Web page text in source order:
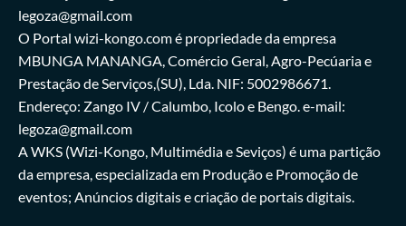
legoza@gmail.com
O Portal wizi-kongo.com é propriedade da empresa
MBUNGA MANANGA, Comércio Geral, Agro-Pecúaria e
Prestação de Serviços,(SU), Lda. NIF: 5002986671.
Endereço: Zango IV / Calumbo, Icolo e Bengo. e-mail:
legoza@gmail.com
A WKS (Wizi-Kongo, Multimédia e Seviços) é uma partição
da empresa, especializada em Produção e Promoção de
eventos; Anúncios digitais e criação de portais digitais.